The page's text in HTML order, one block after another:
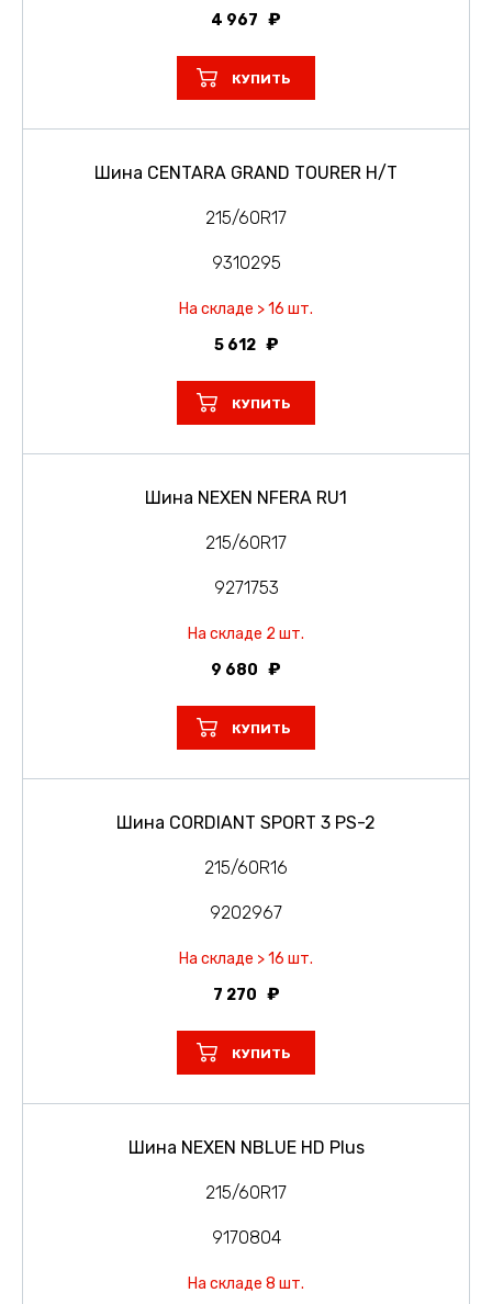
4 967
КУПИТЬ
Шина CENTARA GRAND TOURER H/T
215/60R17
9310295
На складе > 16 шт.
5 612
КУПИТЬ
Шина NEXEN NFERA RU1
215/60R17
9271753
На складе 2 шт.
9 680
КУПИТЬ
Шина CORDIANT SPORT 3 PS-2
215/60R16
9202967
На складе > 16 шт.
7 270
КУПИТЬ
Шина NEXEN NBLUE HD Plus
215/60R17
9170804
На складе 8 шт.